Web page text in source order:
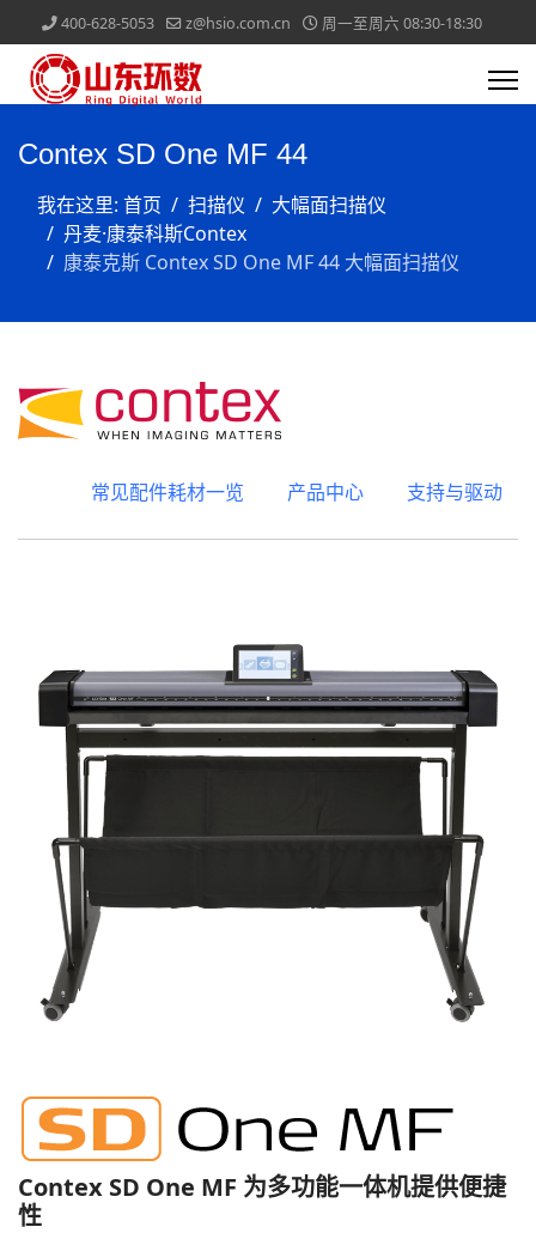
400-628-5053 z@hsio.com.cn 周一至周六 08:30-18:30
Contex SD One MF 44
我在这里: 首页 扫描仪
大幅面扫描仪
丹麦·康泰科斯Contex
康泰克斯 Contex SD One MF 44 大幅面扫描仪
常见配件耗材一览 产品中心 支持与驱动
Contex SD One MF 为多功能一体机提供便捷
性